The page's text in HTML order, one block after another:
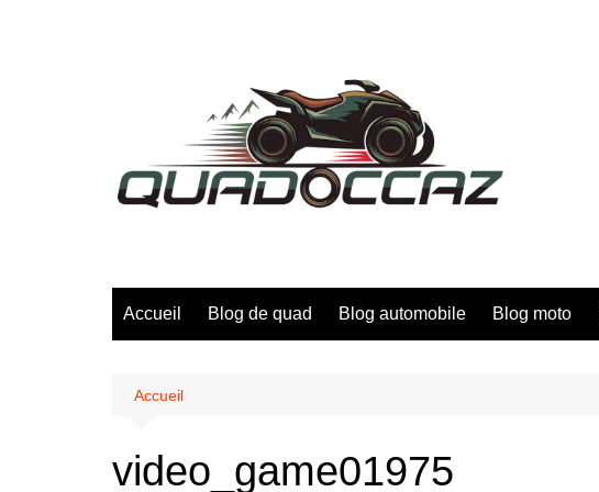
Accueil Blog de quad Blog automobile Blog moto
Accueil
video_game01975